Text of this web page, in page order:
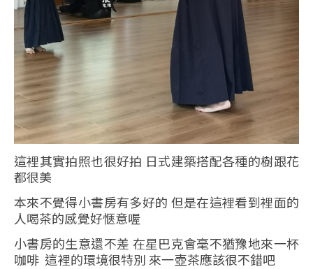
這裡其實拍照也很好拍 日式建築搭配各種的樹跟花
都很美
本來不覺得小書房有多好的 但是在這裡看到裡面的
人喝茶的感覺好愜意喔
小書房的生意還不差 在星巴克會毫不猶豫地來一杯
咖啡 這裡的環境很特別 來一壺茶應該很不錯吧